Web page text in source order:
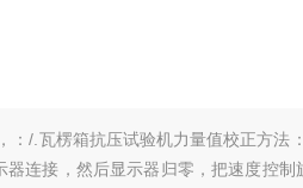
：/.瓦楞箱抗压试验机力量值校正方法
连接，然后显示器归零，把速度控制